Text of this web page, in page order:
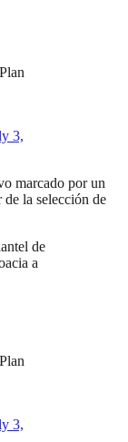
3,
marcado por un
la selección de
de
a
3,